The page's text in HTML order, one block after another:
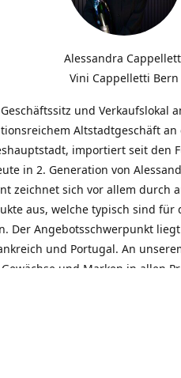
Alessandra
Vini Cappelletti Bern
und Verkaufslokal
Altstadtgeschäft
importiert seit den
in 2. Generation von
zeichnet sich vor allem durch
aus, welche typisch sind für
Der Angebotsschwerpunkt
und Portugal. An
und Marken in allen